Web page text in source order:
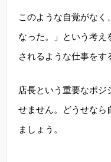
このような自覚がなく
なった。」という考え
されるような仕事をす
店長という重要なポ
せません。どうせなら
ましょう。